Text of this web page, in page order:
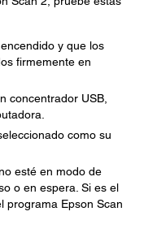
y que los
firmemente en
concentrador USB,
como su
esté en modo de
o en espera. Si es el
programa Epson Scan